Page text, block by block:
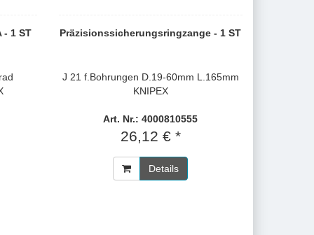
1 ST Präzisionssicherungsringzange - 1 ST
J 21 f.Bohrungen D.19-60mm L.165mm
KNIPEX
Art. Nr.: 4000810555
26,12 € *
Details